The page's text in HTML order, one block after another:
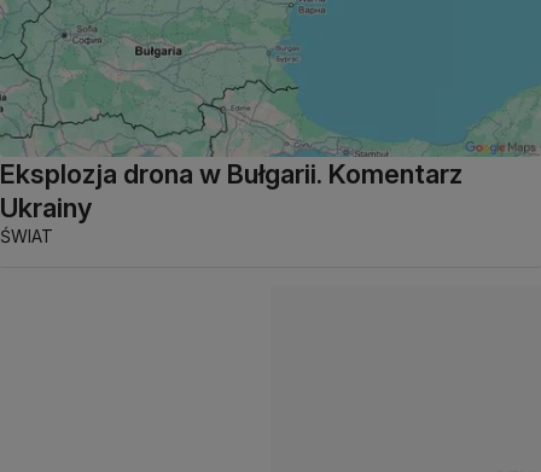
Eksplozja drona w Bułgarii. Komentarz
Ukrainy
ŚWIAT